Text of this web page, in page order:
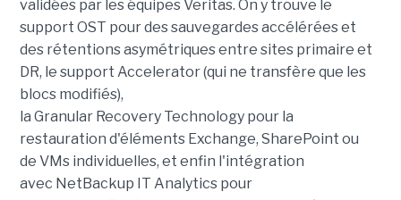
validées par les équipes Veritas. On y trouve le
support OST pour des sauvegardes accélérées et
des rétentions asymétriques entre sites primaire et
DR, le support Accelerator (qui ne transfère que les
blocs modifiés),
la Granular Recovery Technology pour la
restauration d'éléments Exchange, SharePoint ou
de VMs individuelles, et enfin l'intégration
avec NetBackup IT Analytics pour